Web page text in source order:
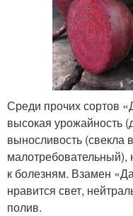
Среди прочих сортов
высокая урожайность
выносливость
малотребовательный),
к болезням. Взамен
нравится свет,
полив.